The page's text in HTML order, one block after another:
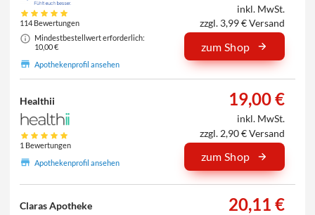
114 Bewertungen
Mindestbestellwert erforderlich:
10,00 €
Apothekenprofil ansehen
inkl. MwSt.
zzgl. 3,99 € Versand
zum Shop
Healthii
1 Bewertungen
Apothekenprofil ansehen
19,00 €
inkl. MwSt.
zzgl. 2,90 € Versand
zum Shop
Claras Apotheke 20,11 €